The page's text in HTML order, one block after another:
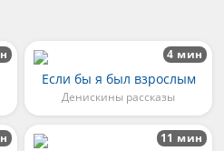
Если бы я был взрослым
Денискины рассказы
4 мин
11 мин